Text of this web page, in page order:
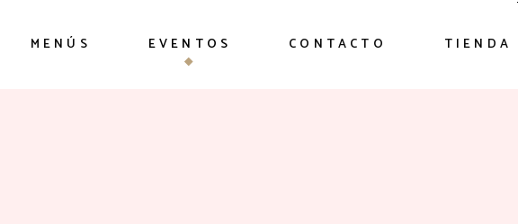
MENÚS EVENTOS CONTACTO TIENDA